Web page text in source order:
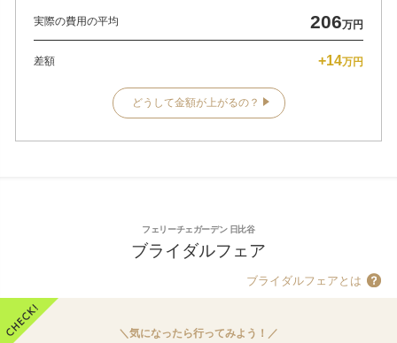
実際の費用の平均 206万円
差額 +14万円
どうして金額が上がるの？
フェリーチェガーデン 日比谷
ブライダルフェア
ブライダルフェアとは
＼気になったら行ってみよう！／